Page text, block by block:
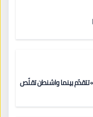
تتقدّم بينما واشنطن تقلّص